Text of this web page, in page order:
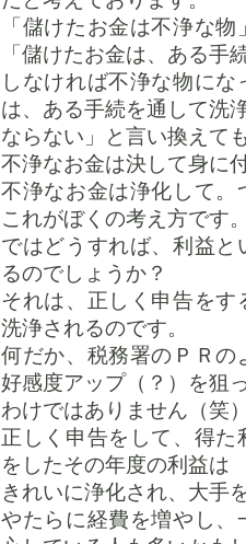
「儲けたお金は不浄な
「儲けたお金は、ある手
しなければ不浄な物に
は、ある手続を通して洗
ならない」と言い換えて
不浄なお金は決して身に
不浄なお金は浄化して
これがぼくの考え方です
ではどうすれば、利益
るのでしょうか？
それは、正しく申告を
洗浄されるのです。
何だか、税務署のＰＲ
好感度アップ（？）を狙
わけではありません（笑
正しく申告をして、得
をしたその年度の利益は
きれいに浄化され、大手
やたらに経費を増やし